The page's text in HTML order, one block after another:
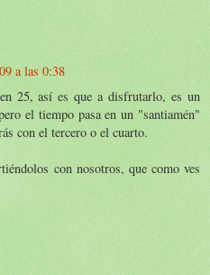
a las 0:38
25, así es que a disfrutarlo, es un
el tiempo pasa en un "santiamén"
con el tercero o el cuarto.
con nosotros, que como ves